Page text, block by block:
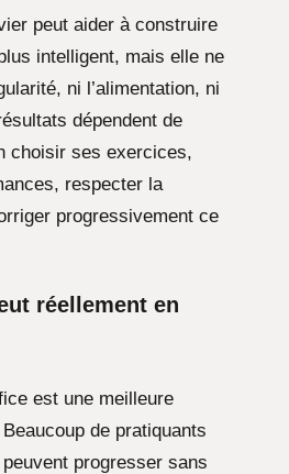
peut aider à construire
intelligent, mais elle ne
ni l’alimentation, ni
dépendent de
choisir ses exercices,
respecter la
progressivement ce
réellement en
est une meilleure
de pratiquants
progresser sans